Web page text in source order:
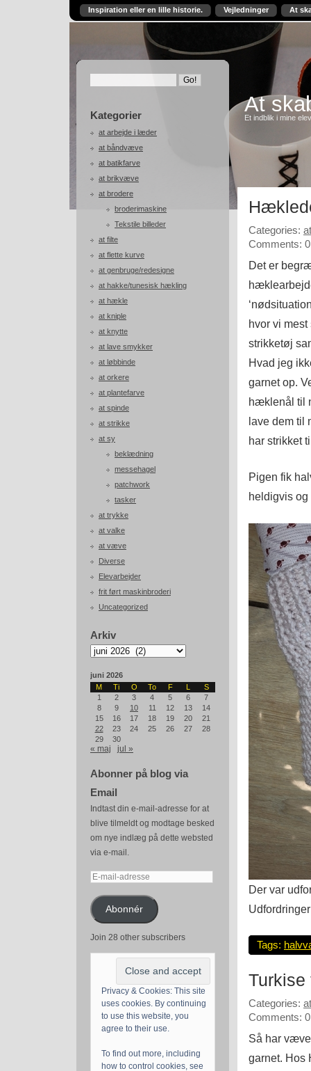
Inspiration eller en lille historie. Vejledninger At
Kategorier
at arbejde i læder
at båndvæve
at batikfarve
at brikvæve
at brodere
broderimaskine
Tekstile billeder
at filte
at flette kurve
at genbruge/redesigne
at hakke/tunesisk hækling
at hækle
at kniple
at knytte
at lave smykker
at løbbinde
at orkere
at plantefarve
at spinde
at strikke
at sy
beklædning
messehagel
patchwork
tasker
at trykke
at valke
at væve
Diverse
Elevarbejder
frit ført maskinbroderi
Uncategorized
Arkiv
Arkiv
juni 2026
M
Ti O To F L
S
1
2 3 4 5 6
7
8
9 10 11 12 13
14
15
16 17 18 19 20
21
22
23 24 25 26 27
28
29
30
« maj jul »
Abonner på blog via
Email
Indtast din e-mail-adresse for at
blive tilmeldt og modtage besked
om nye indlæg på dette websted
via e-mail.
E-
adresseAbonnér
Join 28 other subscribers
Privacy & Cookies: This site
uses cookies. By continuing
to use this website, you
agree to their use.
To find out more, including
how to control cookies, see
At
Et indblik i mine
Categories:
Comments: 0
Det er
hvor vi
strikketøj
Hvad jeg
garnet op.
hæklenål til
lave dem til
har strikket
Pigen fik
heldigvis
Der var
Tags:
Categories:
Comments: 0
Så har
garnet. Hos